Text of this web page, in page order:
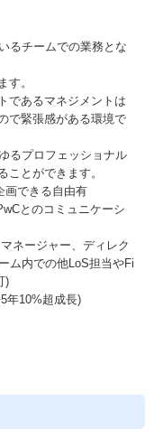
るチームでの業務とな
す。
であるマネジメントは
で緊張感がある環境で
るプロフェッショナル
ことができます。
画できる自由有
とのコミュニケーシ
ネージャー、ディレク
ム内での他LoS担当やFi
)
年10%超成長)